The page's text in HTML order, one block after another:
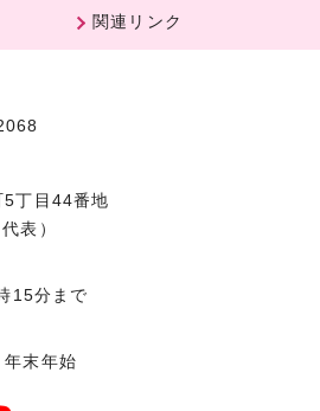
関連リンク
5丁目44番地
表）
15分まで
年末年始